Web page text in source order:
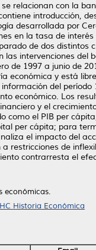
relacionan con la
introducción,
desarrollada por
en la tasa de
de dos distintos
las intervenciones
de 1997 a junio de
económica y está
del
económico. Los
y el
como el PIB per
per cápita; para
el impacto del
restricciones de
contrarresta el
económicas.
Historia Económica